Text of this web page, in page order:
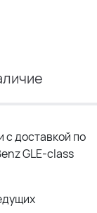
с доставкой по
GLE-class